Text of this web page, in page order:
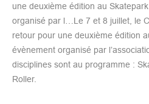
une deuxième édition au
organisé par l…Le 7 et 8 juillet, le
retour pour une deuxième édition
évènement organisé par
disciplines sont au programme :
Roller.